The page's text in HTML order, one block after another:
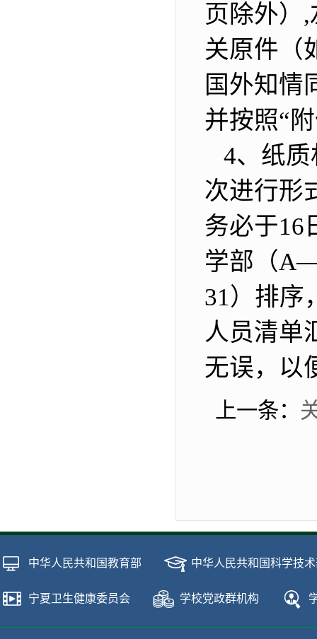
页除外）
关原件（
国外知情
并按照“
4、纸质
次进行形
务必于16
学部（
31）排序
人员清单
无误，以
上一条：
中华人民共和国教育部 中华人民共和国科学技
宁夏卫生健康委员会 学校党政群机构